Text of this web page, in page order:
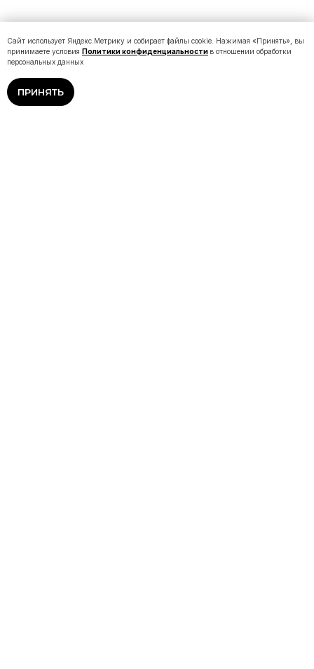
Сайт использует Яндекс.Метрику и собирает файлы cookie. Нажимая «Принять», вы
принимаете условия Политики конфиденциальности в отношении обработки
персональных данных
ПРИНЯТЬ